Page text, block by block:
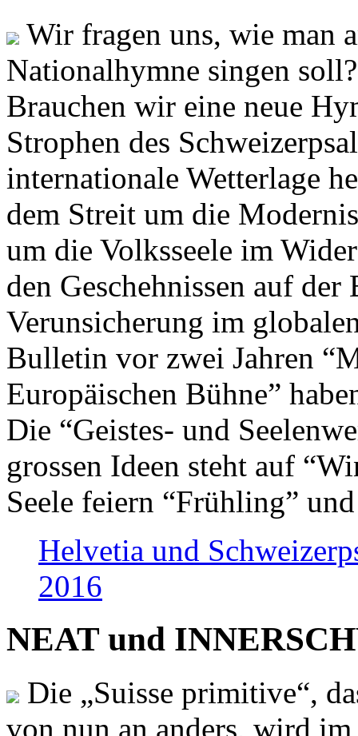
Wir fragen uns, wie man
Nationalhymne singen
Brauchen wir eine neue
Strophen des
internationale Wetterlage
dem Streit um die
um die Volksseele im
den Geschehnissen auf
Verunsicherung im
Bulletin vor zwei Jahren
Europäischen Bühne”
Die “Geistes- und
grossen Ideen steht auf
Seele feiern “Frühling”
Helvetia und
2016
NEAT und
Die „Suisse primitive“,
von nun an anders, wird